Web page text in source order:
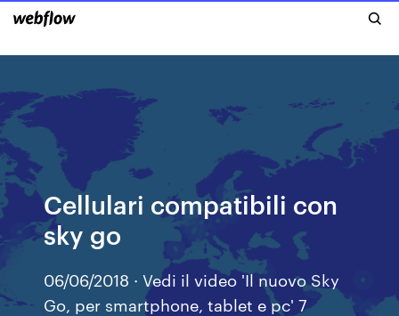
Cellulari compatibili con
sky go
06/06/2018 · Vedi il video 'Il nuovo Sky
Go, per smartphone, tablet e pc' 7